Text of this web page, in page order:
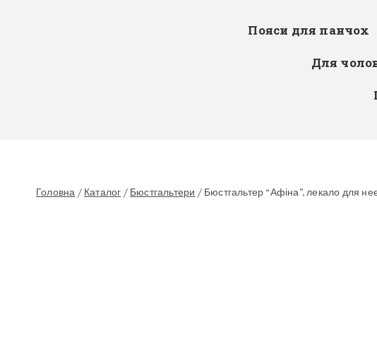
Пояси для панчох
Для
Головна / Каталог / Бюстгальтери / Бюстгальтер “Афіна”, лекало для